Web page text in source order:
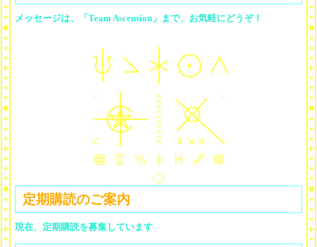
メッセージは、「Team Ascension」まで、お気軽にどうぞ！
定期購読のご案内
現在、定期購読を募集しています